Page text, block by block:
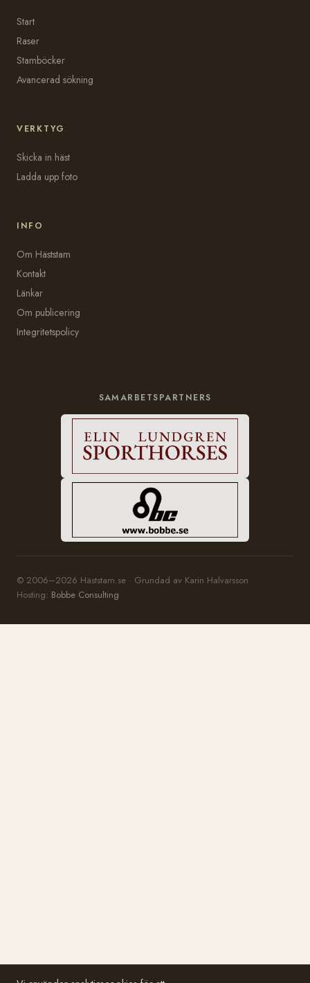
Start
Raser
Stamböcker
Avancerad sökning
VERKTYG
Skicka in häst
Ladda upp foto
INFO
Om Häststam
Kontakt
Länkar
Om publicering
Integritetspolicy
SAMARBETSPARTNERS
© 2006–2026 Häststam.se · Grundad av Karin Halvarsson
Hosting: Bobbe Consulting